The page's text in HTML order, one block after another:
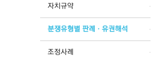
자치규약
분쟁유형별 판례ㆍ유권해석
조정사례